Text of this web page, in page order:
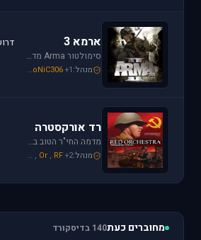
ארמא 3
סימולטור Arma מדמה את לוחמת שדה הקרב ברמה ריאליסטית גבוהה. בנוסף, ארמא משלב בין לוחמה אווירית ללוחמת שדה קרקעית.
מנהל: SoNiC306+1
רד אורקסטרה
מדמה החי"ר הטוב ביותר שיצא למלחמת העולם השנייה. המשחק היחידי שמחזיר אותך לחזית המזרחית. כולל לוחמת חי"ר ושריון.
מנהל: Mike_69th , Or , RF+2
מחוברים כעת140 בדיסקורד